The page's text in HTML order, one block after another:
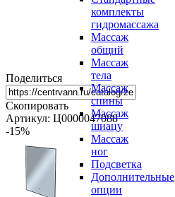
комплекты
гидромассажа
Массаж
общий
Массаж
тела
Массаж
спины
Массаж
шиацу
Массаж
ног
Подсветка
Дополнительные
опции
Поделиться
Скопировать
Артикул: Ц0000047088
-15%